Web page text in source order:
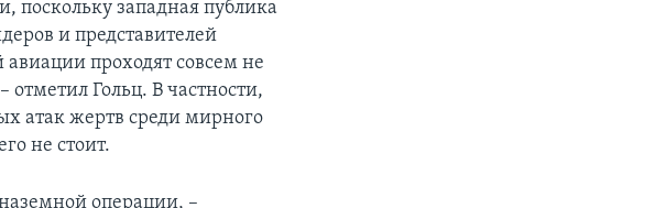
поскольку западная публика
и представителей
проходят совсем не
Гольц. В частности,
атак жертв среди мирного
не стоит.
операции, –